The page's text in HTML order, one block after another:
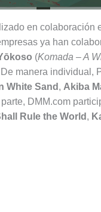
en colaboración
ya han
(Komada – A
manera individual,
White Sand , Akiba
parte, DMM.com
Rule the World ,